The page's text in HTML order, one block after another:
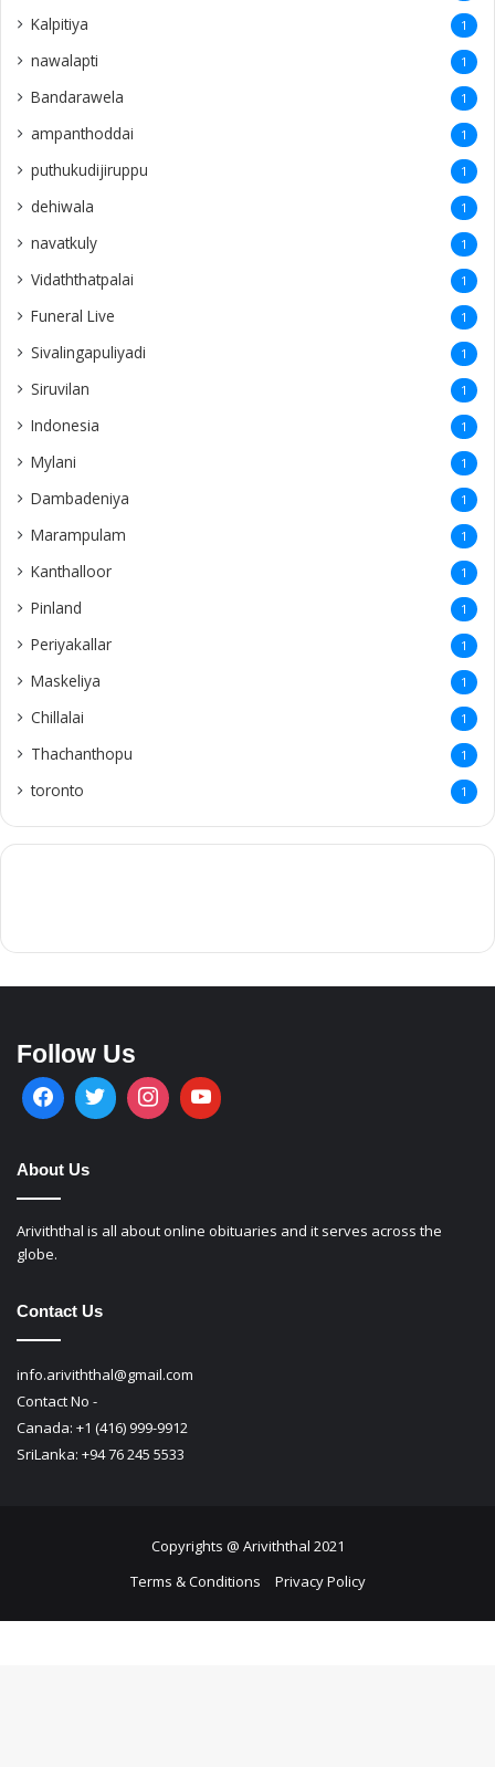
navatkuly 1
Vidaththatpalai 1
Funeral Live 1
Sivalingapuliyadi 1
Siruvilan 1
Indonesia 1
Mylani 1
Dambadeniya 1
Marampulam 1
Kanthalloor 1
Pinland 1
Periyakallar 1
Maskeliya 1
Chillalai 1
Thachanthopu 1
toronto 1
Follow Us
About Us
Contact Us
Contact No -
Canada: +1 (416) 999-9912
SriLanka: +94 76 245 5533